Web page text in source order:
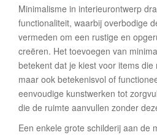
Minimalisme in interieurontwerp
functionaliteit, waarbij overbodige
vermeden om een rustige en
creëren. Het toevoegen van
betekent dat je kiest voor items die
maar ook betekenisvol of
eenvoudige kunstwerken tot
die de ruimte aanvullen zonder
Een enkele grote schilderij aan de